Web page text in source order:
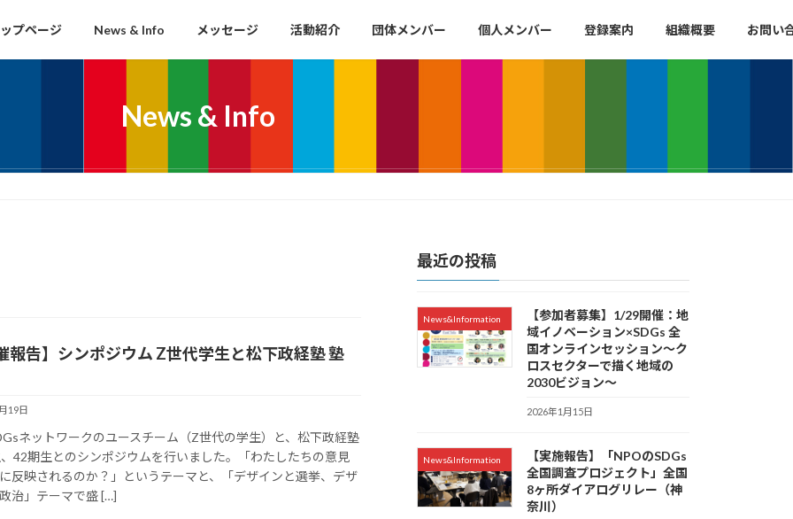
プページ News & Info メッセージ 活動紹介 団体メンバー 個人メンバー 登録案内 組織概要 お問い
News & Info
報告】シンポジウム Z世代学生と松下政経塾 塾
19日
ネットワークのユースチーム（Z世代の学生）と、松下政経塾
42期生とのシンポジウムを行いました。「わたしたちの意見
反映されるのか？」というテーマと、「デザインと選挙、デザ
治」テーマで盛 […]
最近の投稿
News&Information
【参加者募集】1/29開催：地
域イノベーション×SDGs 全
国オンラインセッション〜ク
ロスセクターで描く地域の
2030ビジョン〜
2026年1月15日
News&Information
【実施報告】「NPOのSDGs
全国調査プロジェクト」全国
8ヶ所ダイアログリレー（神
奈川）